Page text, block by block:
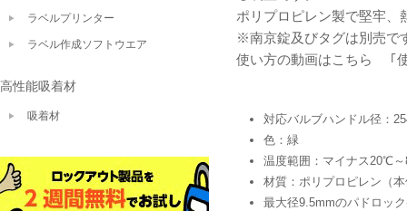
ポリプロピレン製で堅牢、
※南京錠及びタグは別売で
使い方の動画はこちら
｢
対応バルブハンドル径：
色：緑
温度範囲：マイナス20℃
材質：ポリプロピレン（
最大径9.5mmのパドロッ
ラベルプリンター
ラベル作成ソフトウエア
高性能吸着材
吸着材